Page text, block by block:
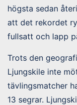
högsta sedan
att det rekordet
fullsatt och lapp
Trots den
Ljungskile inte
tävlingsmatcher
13 segrar.